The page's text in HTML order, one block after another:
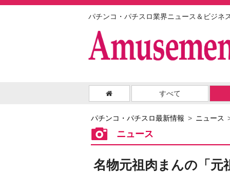
パチンコ・パチスロ業界ニュース＆ビジネ
すべて
パチンコ・パチスロ最新情報 ニュース
ニュース
名物元祖肉まんの「元